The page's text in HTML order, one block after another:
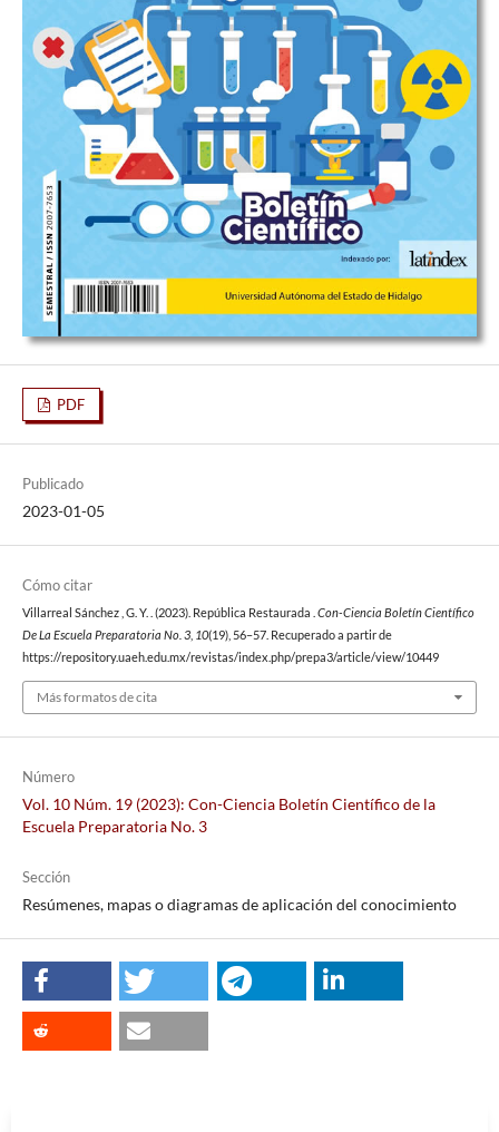
PDF
Publicado
2023-01-05
Cómo citar
Villarreal Sánchez , G. Y. . (2023). República Restaurada . Con-Ciencia Boletín Científico
De La Escuela Preparatoria No. 3, 10(19), 56–57. Recuperado a partir de
https://repository.uaeh.edu.mx/revistas/index.php/prepa3/article/view/10449
Más formatos de cita
Número
Vol. 10 Núm. 19 (2023): Con-Ciencia Boletín Científico de la
Escuela Preparatoria No. 3
Sección
Resúmenes, mapas o diagramas de aplicación del conocimiento